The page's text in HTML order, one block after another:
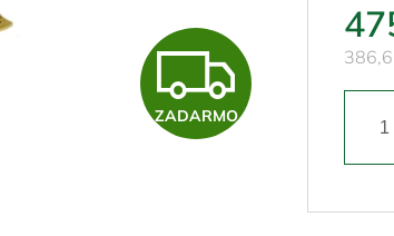
Z
A
ZADARMO